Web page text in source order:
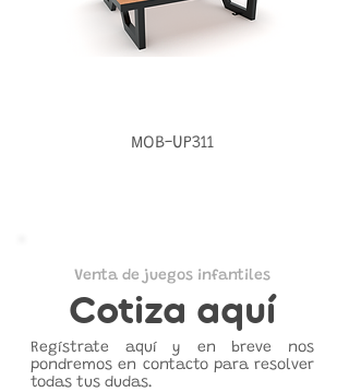
MOB-UP311
Venta de juegos infantiles
Cotiza aquí
Regístrate aquí y en breve nos
pondremos en contacto para resolver
todas tus dudas.